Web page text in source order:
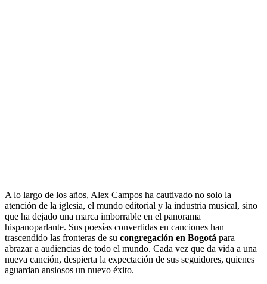
A lo largo de los años, Alex Campos ha cautivado no solo la
atención de la iglesia, el mundo editorial y la industria musical, sino
que ha dejado una marca imborrable en el panorama
hispanoparlante. Sus poesías convertidas en canciones han
trascendido las fronteras de su congregación en Bogotá para
abrazar a audiencias de todo el mundo. Cada vez que da vida a una
nueva canción, despierta la expectación de sus seguidores, quienes
aguardan ansiosos un nuevo éxito.